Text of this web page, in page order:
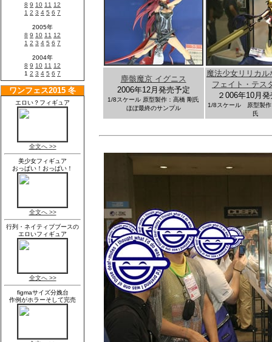
塵骸魔京 イグニス
2006年12月発売予定
1/8スケール 原型製作：高橋 剛氏
ほぼ最終のサンプル
魔法少女リリカル
フェイト・テス
２006年10月
1/8スケール 原型製作
氏